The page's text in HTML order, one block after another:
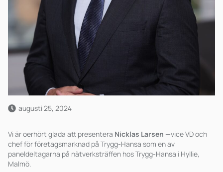
augusti 25, 2024
Vi är oerhört glada att presentera Nicklas Larsen —vice VD och
chef för företagsmarknad på Trygg-Hansa som en av
paneldeltagarna på nätverksträffen hos Trygg-Hansa i Hyllie,
Malmö.